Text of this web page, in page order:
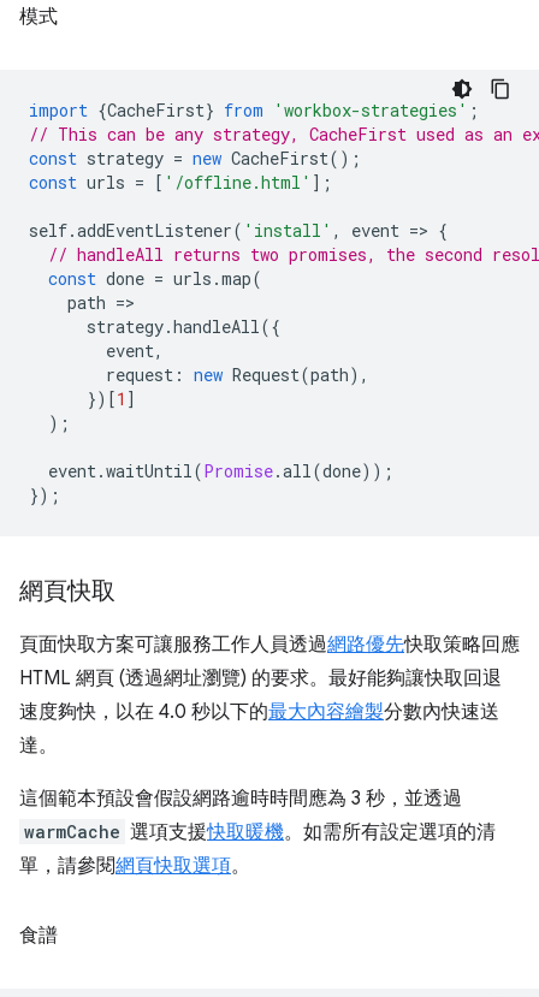
模式
import {CacheFirst} from 'workbox-strategies' ;
// This can be any strategy, CacheFirst used as an
const strategy = new CacheFirst();
const urls = [ '/offline.html' ];
self.addEventListener( 'install' , event => {
// handleAll returns two promises, the second
const done = urls .map(
path =
strategy.handleAll({
event,
request : new Request(path),
})[1 ]
);
event.waitUntil(Promise.all(done));
});
網頁快取
頁面快取方案可讓服務工作人員透過網路優先快取策略回應
HTML 網頁 (透過網址瀏覽) 的要求。最好能夠讓快取回退
速度夠快，以在 4.0 秒以下的最大內容繪製分數內快速送
達。
這個範本預設會假設網路逾時時間應為 3 秒，並透過
warmCache 選項支援快取暖機。如需所有設定選項的清
單，請參閱網頁快取選項。
食譜